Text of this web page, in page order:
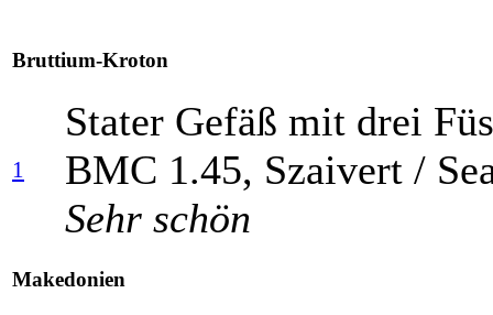
Bruttium-Kroton
1
Stater Gefäß mit drei
BMC 1.45, Szaivert /
Sehr schön
Makedonien